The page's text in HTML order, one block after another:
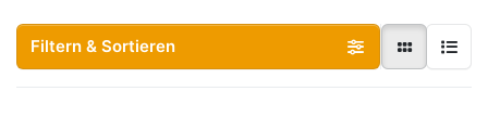
Filtern & Sortieren